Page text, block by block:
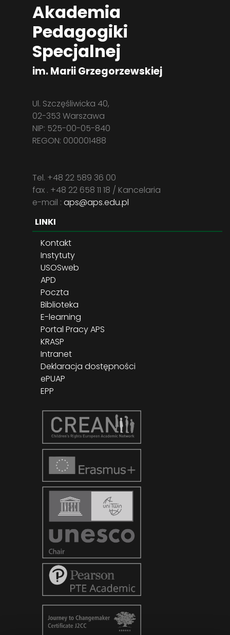
Akademia
Pedagogiki
Specjalnej
im. Marii Grzegorzewskiej
Ul. Szczęśliwicka 40,
02-353 Warszawa
NIP: 525-00-05-840
REGON: 000001488
Tel. +48 22 589 36 00
fax . +48 22 658 11 18 / Kancelaria
e-mail : aps@aps.edu.pl
LINKI
Kontakt
Instytuty
USOSweb
APD
Poczta
Biblioteka
E-learning
Portal Pracy APS
KRASP
Intranet
Deklaracja dostępności
ePUAP
EPP